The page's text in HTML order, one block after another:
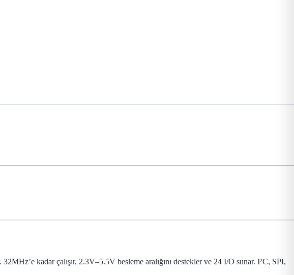
kadar çalışır, 2.3V–5.5V besleme aralığını destekler ve 24 I/O sunar. I²C, SPI,